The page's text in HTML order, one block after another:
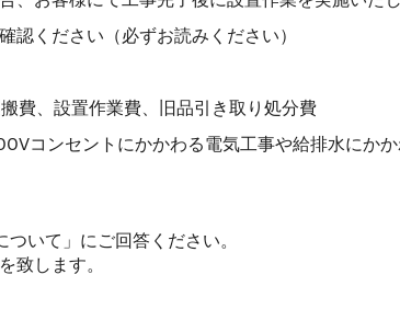
認ください（必ずお読みください）
費、設置作業費、旧品引き取り処分費
コンセントにかかわる電気工事や給排水にか
いて」にご回答ください。
致します。